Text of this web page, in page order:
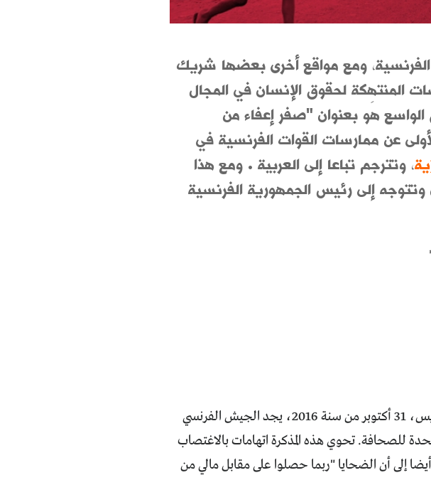
الفرنسية، ومع مواقع أخرى بعضها شريك
المنتهِكة لحقوق الإنسان في المجال
هو بعنوان "صفر إعفاء من
عن ممارسات القوات الفرنسية في
، وتترجم تباعا إلى العربية . ومع هذا
إلى رئيس الجمهورية الفرنسية
بعد ثلاثة أسابيع فقط عن النهاية الرسمية لعملية سانغاريس، 31 أكتوبر من سنة 2016، يجد الجيش الفرنسي
للصحافة. تحوي هذه المذكرة اتهامات بالاغتصاب
إلى أن الضحايا "ربما حصلوا على مقابل مالي من